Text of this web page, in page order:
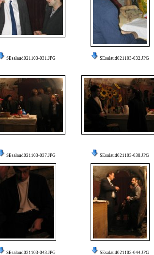
SEsalaud021103-031.JPG SEsalaud021103-032.JPG
SEsalaud021103-037.JPG SEsalaud021103-038.JPG
SEsalaud021103-043.JPG SEsalaud021103-044.JPG